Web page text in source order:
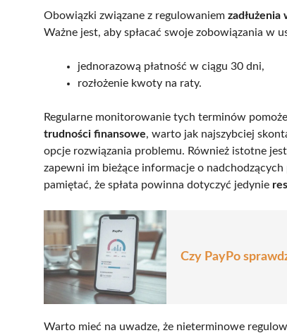
Obowiązki związane z regulowaniem zadłużenia
Ważne jest, aby spłacać swoje zobowiązania w
jednorazową płatność w ciągu 30 dni,
rozłożenie kwoty na raty.
Regularne monitorowanie tych terminów
trudności finansowe, warto jak najszybciej
opcje rozwiązania problemu. Również istotne
zapewni im bieżące informacje o
pamiętać, że spłata powinna dotyczyć jedynie
Czy PayPo
Warto mieć na uwadze, że nieterminowe